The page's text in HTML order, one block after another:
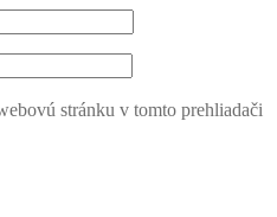
stránku v tomto prehliadači